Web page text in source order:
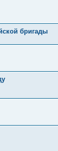
бригады